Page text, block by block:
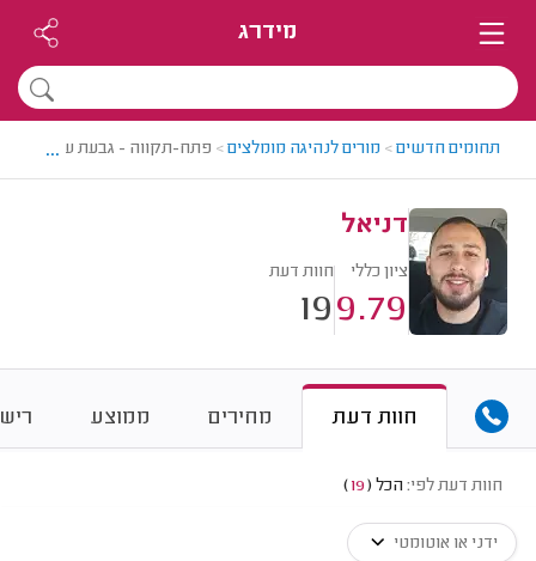
מידרג
תחומים חדשים> מורים לנהיגה מומלצים> פתח-תקווה - גבעת שמואל >
...
דניאל
ציון כללי
9.79
חוות דעת
19
חוות דעת מחירים ממוצע
חוות דעת לפי: הכל (
19
)
ידני או אוטומטי